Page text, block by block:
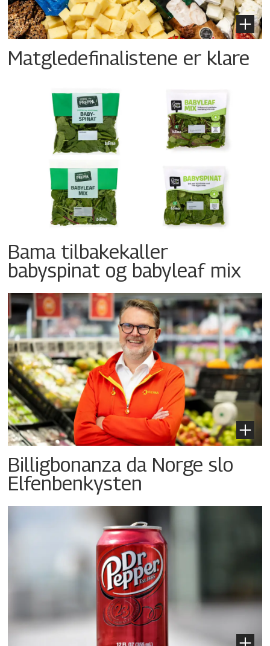
Matgledefinalistene er klare
Bama tilbakekaller
babyspinat og babyleaf mix
Billigbonanza da Norge slo
Elfenbenkysten